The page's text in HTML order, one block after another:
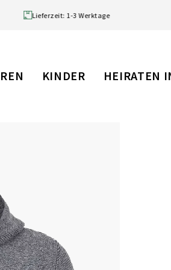
99 € (DE) Lieferzeit: 1-3
KINDER HEIRATEN